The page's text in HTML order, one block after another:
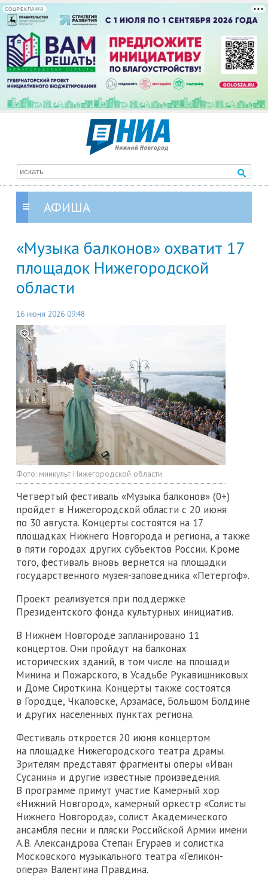
СОЦРЕКЛАМА
АФИША
«Музыка балконов» охватит 17
площадок Нижегородской
области
16 июня 2026 09:48
Фото: минкульт Нижегородской области
Четвертый фестиваль «Музыка балконов» (0+)
пройдет в Нижегородской области с 20 июня
по 30 августа. Концерты состоятся на 17
площадках Нижнего Новгорода и региона, а также
в пяти городах других субъектов России. Кроме
того, фестиваль вновь вернется на площадки
государственного музея-заповедника «Петергоф».
Проект реализуется при поддержке
Президентского фонда культурных инициатив.
В Нижнем Новгороде запланировано 11
концертов. Они пройдут на балконах
исторических зданий, в том числе на площади
Минина и Пожарского, в Усадьбе Рукавишниковых
и Доме Сироткина. Концерты также состоятся
в Городце, Чкаловске, Арзамасе, Большом Болдине
и других населенных пунктах региона.
Фестиваль откроется 20 июня концертом
на площадке Нижегородского театра драмы.
Зрителям представят фрагменты оперы «Иван
Сусанин» и другие известные произведения.
В программе примут участие Камерный хор
«Нижний Новгород», камерный оркестр «Солисты
Нижнего Новгорода», солист Академического
ансамбля песни и пляски Российской Армии имени
А.В. Александрова Степан Егураев и солистка
Московского музыкального театра «Геликон-
опера» Валентина Правдина.